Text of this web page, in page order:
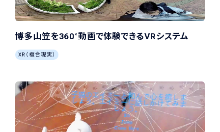
博多山笠を360°動画で体験できるVRシステム
XR（複合現実）